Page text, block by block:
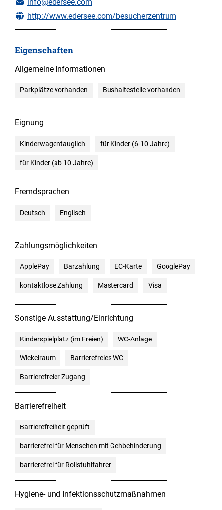
info@edersee.com
http://www.edersee.com/besucherzentrum
Eigenschaften
Allgemeine Informationen
Parkplätze vorhanden Bushaltestelle vorhanden
Eignung
Kinderwagentauglich für Kinder (6-10 Jahre)
für Kinder (ab 10 Jahre)
Fremdsprachen
Deutsch Englisch
Zahlungsmöglichkeiten
ApplePay Barzahlung EC-Karte GooglePay
kontaktlose Zahlung Mastercard Visa
Sonstige Ausstattung/Einrichtung
Kinderspielplatz (im Freien) WC-Anlage
Wickelraum Barrierefreies WC
Barrierefreier Zugang
Barrierefreiheit
Barrierefreiheit geprüft
barrierefrei für Menschen mit Gehbehinderung
barrierefrei für Rollstuhlfahrer
Hygiene- und Infektionsschutzmaßnahmen